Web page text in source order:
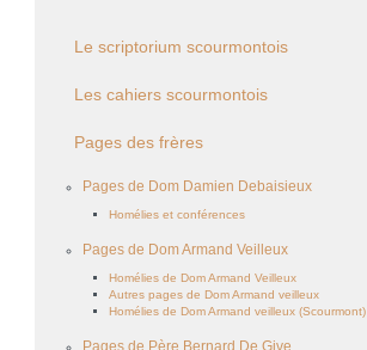
Le scriptorium scourmontois
Les cahiers scourmontois
Pages des frères
Pages de Dom Damien Debaisieux
Homélies et conférences
Pages de Dom Armand Veilleux
Homélies de Dom Armand Veilleux
Autres pages de Dom Armand veilleux
Homélies de Dom Armand veilleux (Scourmont)
Pages de Père Bernard De Give